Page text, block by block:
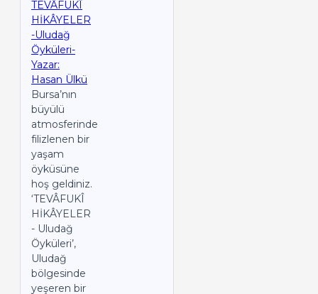
TEVÂFUKÎ
HİKÂYELER
-Uludağ
Öyküleri-
Yazar:
Hasan Ülkü
Bursa’nın
büyülü
atmosferinde
filizlenen bir
yaşam
öyküsüne
hoş geldiniz.
‘TEVÂFUKÎ
HİKÂYELER
- Uludağ
Öyküleri’,
Uludağ
bölgesinde
yeşeren bir